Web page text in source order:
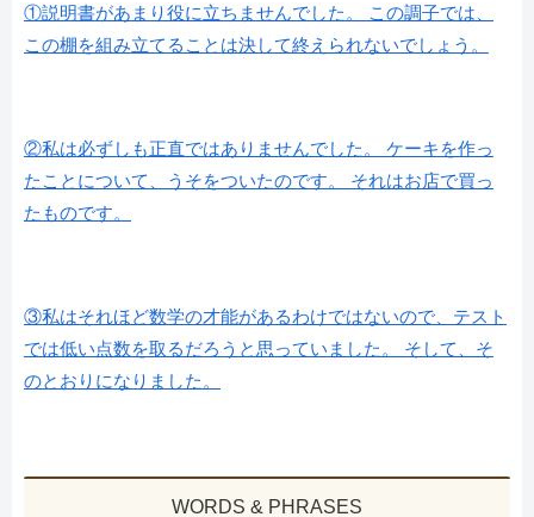
①説明書があまり役に立ちませんでした。 この調子では、
この棚を組み立てることは決して終えられないでしょう。
②私は必ずしも正直ではありませんでした。 ケーキを作っ
たことについて、うそをついたのです。 それはお店で買っ
たものです。
③私はそれほど数学の才能があるわけではないので、テスト
では低い点数を取るだろうと思っていました。 そして、そ
のとおりになりました。
WORDS & PHRASES